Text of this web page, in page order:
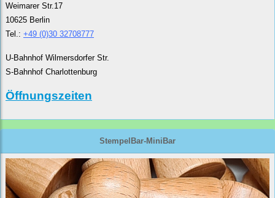
Weimarer Str.17
10625 Berlin
Tel.: +49 (0)30 32708777
U-Bahnhof Wilmersdorfer Str.
S-Bahnhof Charlottenburg
Öffnungszeiten
StempelBar-MiniBar